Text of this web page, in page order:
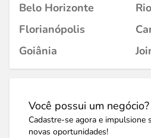
Belo Horizonte
Florianópolis
Goiânia
Você possui um negócio?
Cadastre-se agora e impulsione
novas oportunidades!